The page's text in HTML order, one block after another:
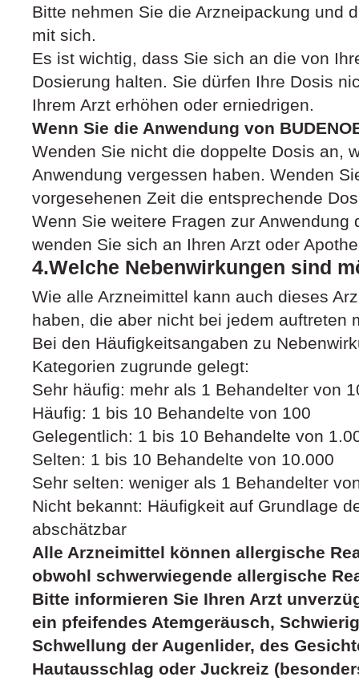
Bitte nehmen Sie die Arzneipackung und
mit sich.
Es ist wichtig, dass Sie sich an die von
Dosierung halten. Sie dürfen Ihre Dosis
Ihrem Arzt erhöhen oder erniedrigen.
Wenn Sie die Anwendung von
Wenden Sie nicht die doppelte Dosis an,
Anwendung vergessen haben. Wenden
vorgesehenen Zeit die entsprechende
Wenn Sie weitere Fragen zur Anwendung
wenden Sie sich an Ihren Arzt oder
4.Welche Nebenwirkungen sind
Wie alle Arzneimittel kann auch dieses
haben, die aber nicht bei jedem auftreten
Bei den Häufigkeitsangaben zu
Kategorien zugrunde gelegt:
Sehr häufig: mehr als 1 Behandelter von
Häufig: 1 bis 10 Behandelte von 100
Gelegentlich: 1 bis 10 Behandelte von
Selten: 1 bis 10 Behandelte von 10.000
Sehr selten: weniger als 1 Behandelter
Nicht bekannt: Häufigkeit auf Grundlage
abschätzbar
Alle Arzneimittel können allergische
obwohl schwerwiegende allergische
Bitte informieren Sie Ihren Arzt
ein pfeifendes Atemgeräusch,
Schwellung der Augenlider, des
Hautausschlag oder Juckreiz